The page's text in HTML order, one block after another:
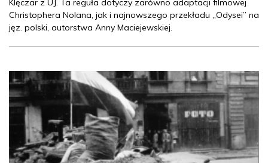
Klęczar z UJ. Ta reguła dotyczy zarówno adaptacji filmowej
Christophera Nolana, jak i najnowszego przekładu „Odysei” na
jęz. polski, autorstwa Anny Maciejewskiej.